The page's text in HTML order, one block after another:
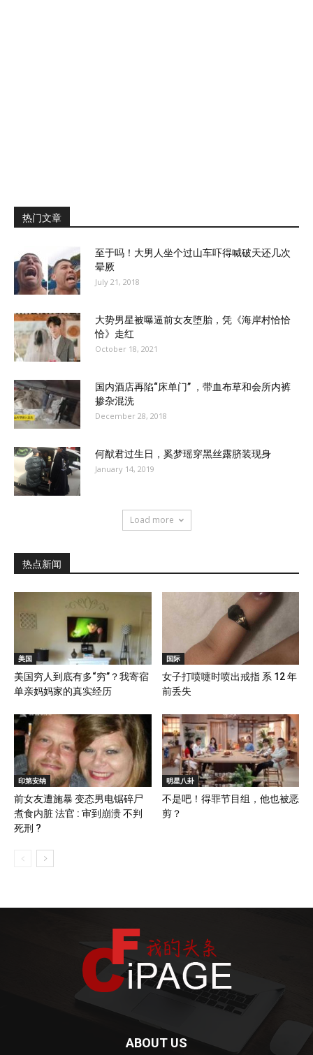
热门文章
至于吗！大男人坐个过山车吓得喊破天还几次
晕厥
July 21, 2018
大势男星被曝逼前女友堕胎，凭《海岸村恰恰
恰》走红
October 18, 2021
国内酒店再陷“床单门” ，带血布草和会所内裤
掺杂混洗
December 28, 2018
何猷君过生日，奚梦瑶穿黑丝露脐装现身
January 14, 2019
Load more
热点新闻
美国
美国穷人到底有多“穷”？我寄宿
单亲妈妈家的真实经历
国际
女子打喷嚏时喷出戒指 系 12 年
前丢失
印第安纳
前女友遭施暴 变态男电锯碎尸
煮食内脏 法官 : 审到崩溃 不判
死刑 ?
明星八卦
不是吧！得罪节目组，他也被恶
剪？
ABOUT US